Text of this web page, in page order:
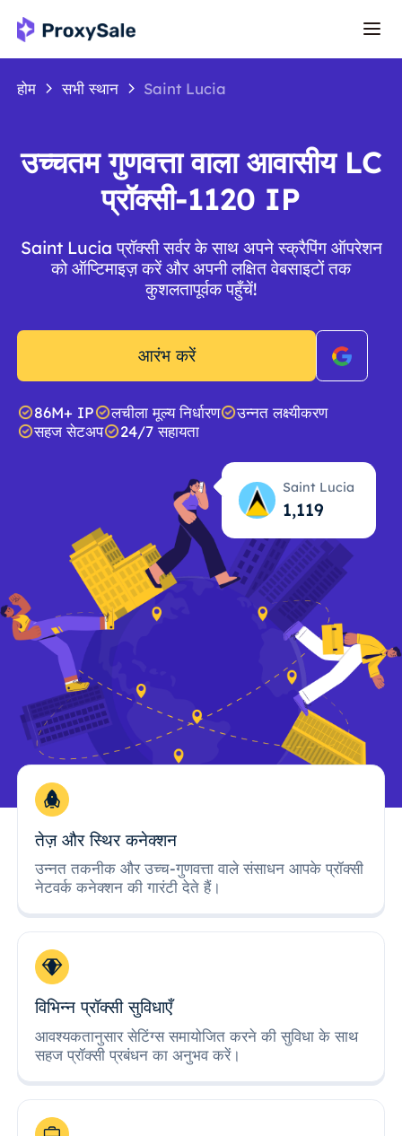
होम सभी स्थान Saint Lucia
उच्चतम गुणवत्ता वाला आवासीय LC
प्रॉक्सी-1120 IP
Saint Lucia प्रॉक्सी सर्वर के साथ अपने स्क्रैपिंग ऑपरेशन
को ऑप्टिमाइज़ करें और अपनी लक्षित वेबसाइटों तक
कुशलतापूर्वक पहुँचें!
आरंभ करें
86M+ IP लचीला मूल्य निर्धारण
उन्नत लक्ष्यीकरण
सहज सेटअप
24/7 सहायता
Saint Lucia
1,120
तेज़ और स्थिर कनेक्शन
उन्नत तकनीक और उच्च-गुणवत्ता वाले संसाधन आपके प्रॉक्सी
नेटवर्क कनेक्शन की गारंटी देते हैं।
विभिन्न प्रॉक्सी सुविधाएँ
आवश्यकतानुसार सेटिंग्स समायोजित करने की सुविधा के साथ
सहज प्रॉक्सी प्रबंधन का अनुभव करें।